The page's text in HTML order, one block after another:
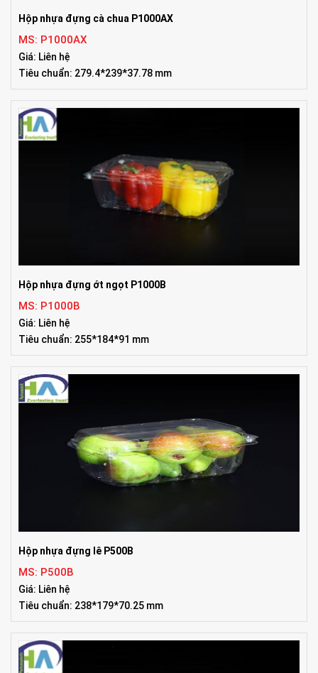
Hộp nhựa đựng cà chua P1000AX
MS: P1000AX
Giá: Liên hệ
Tiêu chuẩn: 279.4*239*37.78 mm
Hộp nhựa đựng ớt ngọt P1000B
MS: P1000B
Giá: Liên hệ
Tiêu chuẩn: 255*184*91 mm
Hộp nhựa đựng lê P500B
MS: P500B
Giá: Liên hệ
Tiêu chuẩn: 238*179*70.25 mm